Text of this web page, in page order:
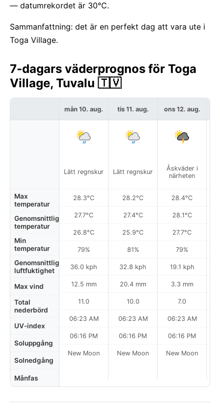
— datumrekordet är 30°C.
Sammanfattning: det är en perfekt dag att vara ute i
Toga Village.
7-dagars väderprognos för Toga
Village, Tuvalu 🇹🇻
Max
temperatur
Genomsnittlig
temperatur
Min
temperatur
Genomsnittlig
luftfuktighet
Max vind
Total
nederbörd
UV-index
Soluppgång
Solnedgång
Månfas
mån 10. aug.
Lätt regnskur
28.3°C
27.7°C
26.8°C
79%
36.0 kph
12.5 mm
11.0
06:23 AM
06:16 PM
New Moon
tis 11. aug.
Lätt regnskur
28.2°C
27.4°C
25.9°C
81%
32.8 kph
20.4 mm
10.0
06:23 AM
06:16 PM
New Moon
ons 12. aug.
Åskväder i
närheten
28.4°C
28.1°C
27.7°C
79%
19.1 kph
3.3 mm
7.0
06:23 AM
06:16 PM
New Moon